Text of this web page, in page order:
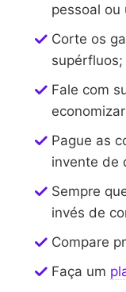
pessoal ou
Corte os
supérfluos;
Fale com
Pague as
invente de
Sempre
invés de
Compare
Faça um